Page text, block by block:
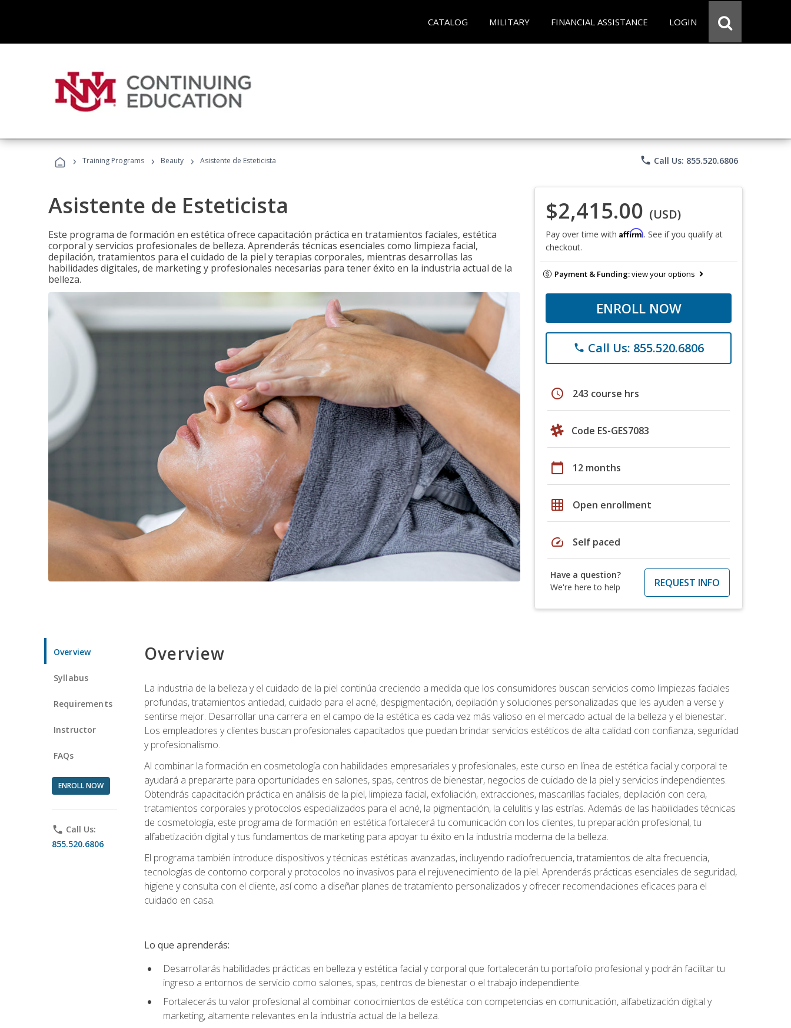
CATALOG MILITARY FINANCIAL ASSISTANCE LOGIN
› Training Programs › Beauty › Asistente de Esteticista phone Call Us: 855.520.6806
Asistente de Esteticista
Este programa de formación en estética ofrece capacitación práctica en tratamientos faciales, estética
corporal y servicios profesionales de belleza. Aprenderás técnicas esenciales como limpieza facial,
depilación, tratamientos para el cuidado de la piel y terapias corporales, mientras desarrollas las
habilidades digitales, de marketing y profesionales necesarias para tener éxito en la industria actual de la
belleza.
$2,415.00 (USD)
Pay over time with Affirm. See if you qualify at
checkout.
Payment & Funding:view your options
ENROLL NOW
phone Call Us: 855.520.6806
schedule 243 course hrs
Code ES-GES7083
calendar_today 12 months
grid_on Open enrollment
speed Self paced
Have a question?
We're here to help
REQUEST INFO
Overview
Syllabus
Requirements
Instructor
FAQs
ENROLL NOW
phone Call Us:
855.520.6806
Overview
La industria de la belleza y el cuidado de la piel continúa creciendo a medida que los consumidores buscan servicios como limpiezas faciales
profundas, tratamientos antiedad, cuidado para el acné, despigmentación, depilación y soluciones personalizadas que les ayuden a verse y
sentirse mejor. Desarrollar una carrera en el campo de la estética es cada vez más valioso en el mercado actual de la belleza y el bienestar.
Los empleadores y clientes buscan profesionales capacitados que puedan brindar servicios estéticos de alta calidad con confianza, seguridad
y profesionalismo.
Al combinar la formación en cosmetología con habilidades empresariales y profesionales, este curso en línea de estética facial y corporal te
ayudará a prepararte para oportunidades en salones, spas, centros de bienestar, negocios de cuidado de la piel y servicios independientes.
Obtendrás capacitación práctica en análisis de la piel, limpieza facial, exfoliación, extracciones, mascarillas faciales, depilación con cera,
tratamientos corporales y protocolos especializados para el acné, la pigmentación, la celulitis y las estrías. Además de las habilidades técnicas
de cosmetología, este programa de formación en estética fortalecerá tu comunicación con los clientes, tu preparación profesional, tu
alfabetización digital y tus fundamentos de marketing para apoyar tu éxito en la industria moderna de la belleza.
El programa también introduce dispositivos y técnicas estéticas avanzadas, incluyendo radiofrecuencia, tratamientos de alta frecuencia,
tecnologías de contorno corporal y protocolos no invasivos para el rejuvenecimiento de la piel. Aprenderás prácticas esenciales de seguridad,
higiene y consulta con el cliente, así como a diseñar planes de tratamiento personalizados y ofrecer recomendaciones eficaces para el
cuidado en casa.
Lo que aprenderás:
Desarrollarás habilidades prácticas en belleza y estética facial y corporal que fortalecerán tu portafolio profesional y podrán facilitar tu
ingreso a entornos de servicio como salones, spas, centros de bienestar o el trabajo independiente.
Fortalecerás tu valor profesional al combinar conocimientos de estética con competencias en comunicación, alfabetización digital y
marketing, altamente relevantes en la industria actual de la belleza.